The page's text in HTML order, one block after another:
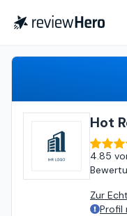
Hot
4.85
Zur
Profil